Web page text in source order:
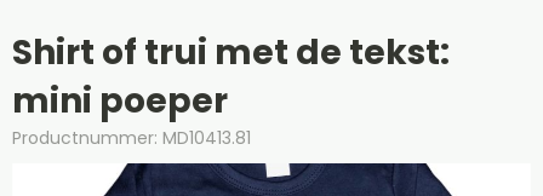
Shirt of trui met de tekst:
mini poeper
Productnummer: MD10413.81